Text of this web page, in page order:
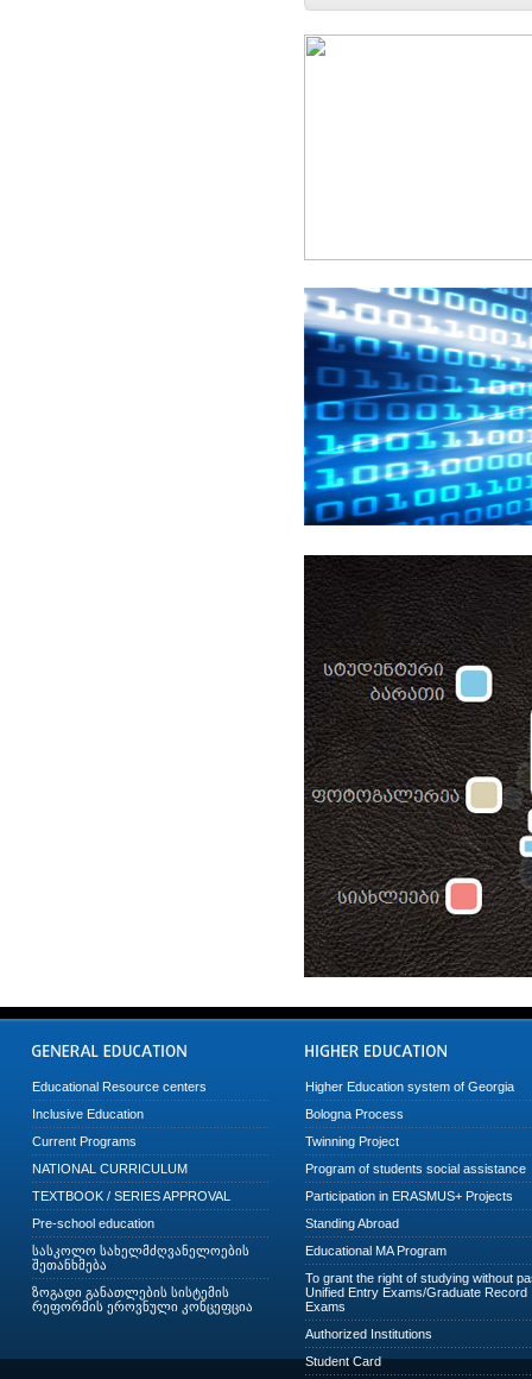
Educational Resource centers
Inclusive Education
Current Programs
NATIONAL CURRICULUM
TEXTBOOK / SERIES APPROVAL
Pre-school education
სასკოლო სახელმძღვანელოების
შეთანხმება
ზოგადი განათლების სისტემის
რეფორმის ეროვნული კონცეფცია
Higher Education system of Georgia
Bologna Process
Twinning Project
Program of students social assistance
Participation in ERASMUS+ Projects
Standing Abroad
Educational MA Program
To grant the right of studying without
Unified Entry Exams/Graduate Record
Exams
Authorized Institutions
Student Card